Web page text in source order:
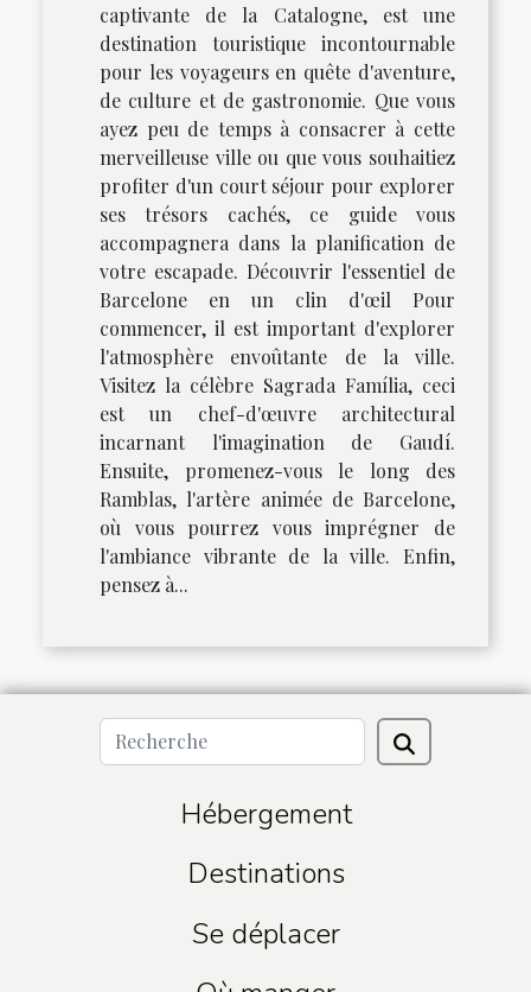
captivante de la Catalogne, est une
destination touristique incontournable
pour les voyageurs en quête d'aventure,
de culture et de gastronomie. Que vous
ayez peu de temps à consacrer à cette
merveilleuse ville ou que vous souhaitiez
profiter d'un court séjour pour explorer
ses trésors cachés, ce guide vous
accompagnera dans la planification de
votre escapade. Découvrir l'essentiel de
Barcelone en un clin d'œil Pour
commencer, il est important d'explorer
l'atmosphère envoûtante de la ville.
Visitez la célèbre Sagrada Família, ceci
est un chef-d'œuvre architectural
incarnant l'imagination de Gaudí.
Ensuite, promenez-vous le long des
Ramblas, l'artère animée de Barcelone,
où vous pourrez vous imprégner de
l'ambiance vibrante de la ville. Enfin,
pensez à...
Hébergement
Destinations
Se déplacer